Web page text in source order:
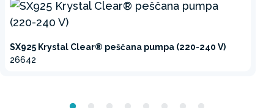
SX925 Krystal Clear® peščana pumpa (220-240 V)
26642